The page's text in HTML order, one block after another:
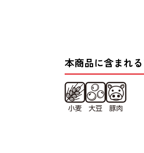
本商品に含まれ